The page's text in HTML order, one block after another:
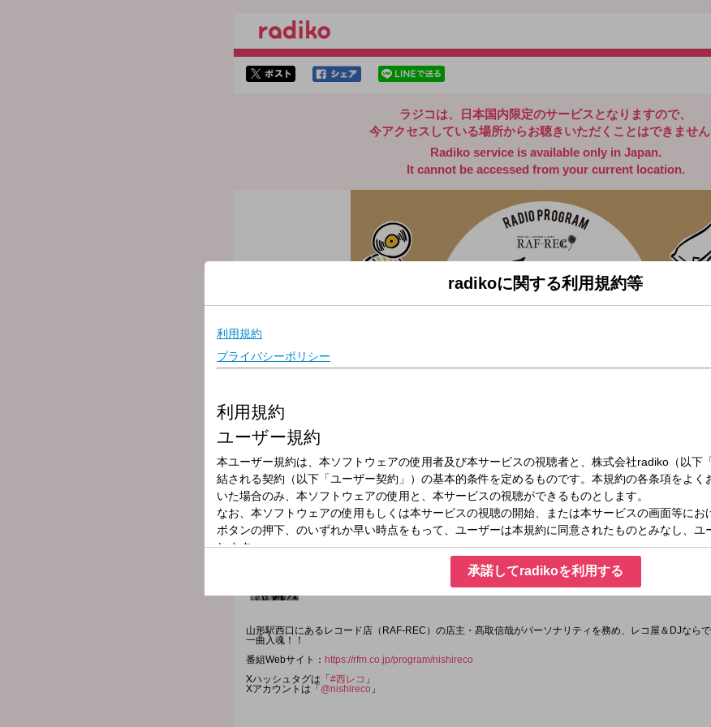
ラジコは、日本国内限定のサービスとなりますので、
今アクセスしている場所からお聴きいただくことはできません
Radiko service is available only in Japan.
It cannot be accessed from your current location.
放送局
放送時間
2024年4月6日（土）18:30～19:00
番組名
西口のレコ屋から
山形駅西口にあるレコード店（RAF-REC）の店主・髙取信哉がパーソナリティを務め、レコ屋＆DJならで
一曲入魂！！
番組Webサイト： https://rfm.co.jp/program/nishireco
Xハッシュタグは「 #西レコ 」
Xアカウントは「 @nishireco 」
radikoに関する利用規約等
承諾してradikoを利用する